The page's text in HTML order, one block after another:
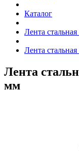
Каталог
Лента
Лента
Лента
мм